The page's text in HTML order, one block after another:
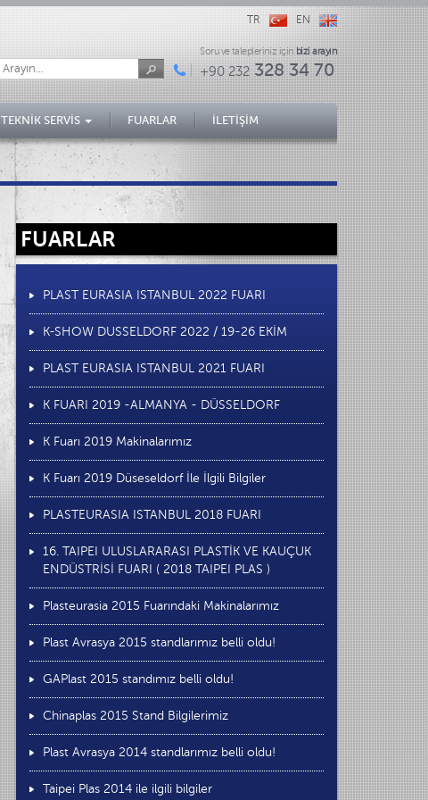
TR EN
Soru ve talepleriniz içinbizi arayın
+90 232328 34 70
TEKNİK SERVİS FUARLAR İLETİŞİM
FUARLAR
PLAST EURASIA ISTANBUL 2022 FUARI
K-SHOW DUSSELDORF 2022 / 19-26 EKİM
PLAST EURASIA ISTANBUL 2021 FUARI
K FUARI 2019 -ALMANYA - DÜSSELDORF
K Fuarı 2019 Makinalarımız
K Fuarı 2019 Düseseldorf İle İlgili Bilgiler
PLASTEURASIA ISTANBUL 2018 FUARI
16. TAIPEI ULUSLARARASI PLASTİK VE KAUÇUK
ENDÜSTRİSİ FUARI ( 2018 TAIPEI PLAS )
Plasteurasia 2015 Fuarındaki Makinalarımız
Plast Avrasya 2015 standlarımız belli oldu!
GAPlast 2015 standımız belli oldu!
Chinaplas 2015 Stand Bilgilerimiz
Plast Avrasya 2014 standlarımız belli oldu!
Taipei Plas 2014 ile ilgili bilgiler